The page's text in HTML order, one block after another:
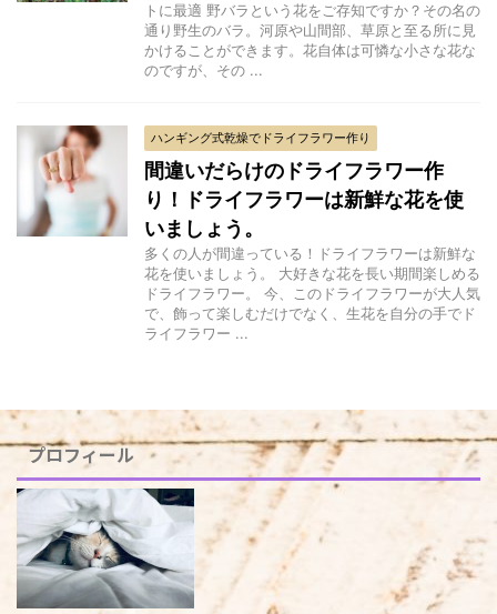
トに最適 野バラという花をご存知ですか？その名の
通り野生のバラ。河原や山間部、草原と至る所に見
かけることができます。花自体は可憐な小さな花な
のですが、その ...
ハンギング式乾燥でドライフラワー作り
間違いだらけのドライフラワー作
り！ドライフラワーは新鮮な花を使
いましょう。
多くの人が間違っている！ドライフラワーは新鮮な
花を使いましょう。 大好きな花を長い期間楽しめる
ドライフラワー。 今、このドライフラワーが大人気
で、飾って楽しむだけでなく、生花を自分の手でド
ライフラワー ...
プロフィール